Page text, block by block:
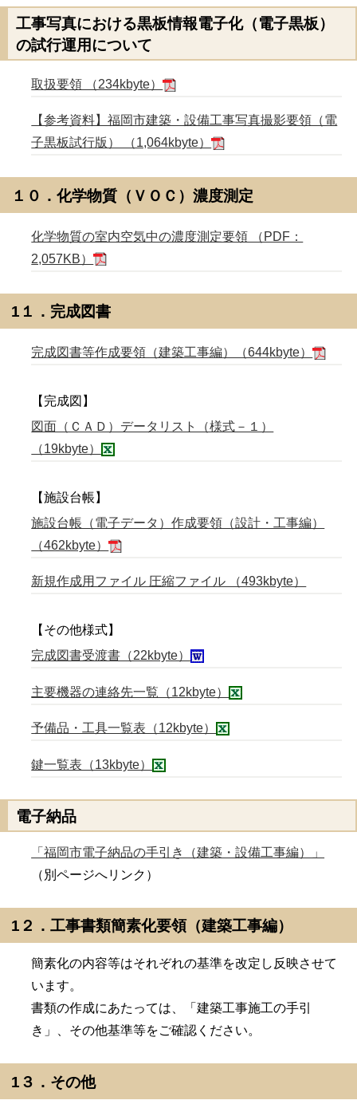
工事写真における黒板情報電子化（電子黒板）
の試行運用について
取扱要領 （234kbyte）
【参考資料】福岡市建築・設備工事写真撮影要領（電
子黒板試行版） （1,064kbyte）
１０．化学物質（ＶＯＣ）濃度測定
化学物質の室内空気中の濃度測定要領 （PDF：
2,057KB）
1１．完成図書
完成図書等作成要領（建築工事編）（644kbyte）
【完成図】
図面（ＣＡＤ）データリスト（様式－１）
（19kbyte）
【施設台帳】
施設台帳（電子データ）作成要領（設計・工事編）
（462kbyte）
新規作成用ファイル 圧縮ファイル （493kbyte）
【その他様式】
完成図書受渡書（22kbyte）
主要機器の連絡先一覧（12kbyte）
予備品・工具一覧表（12kbyte）
鍵一覧表（13kbyte）
電子納品
「福岡市電子納品の手引き（建築・設備工事編）」
（別ページへリンク）
1２．工事書類簡素化要領（建築工事編）
簡素化の内容等はそれぞれの基準を改定し反映させて
います。
書類の作成にあたっては、「建築工事施工の手引
き」、その他基準等をご確認ください。
1３．その他